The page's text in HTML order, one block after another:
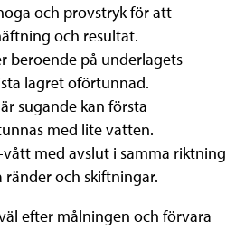
och provstryk för att
och resultat.
beroende på underlagets
lagret oförtunnad.
sugande kan första
med lite vatten.
med avslut i samma riktning
och skiftningar.
efter målningen och förvara